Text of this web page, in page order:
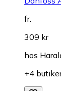
fr.
309 kr
hos
+4